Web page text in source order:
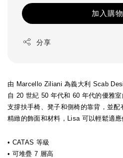
加入購
分享
由 Marcello Ziliani 為義大利 Scab
自 20 世紀 50 年代和 60 年代的優雅
支撐扶手椅、凳子和側椅的靠背，並
精緻的飾面和材料，Lisa 可以輕鬆適應
• CATAS 等級
• 可堆疊 7 層高